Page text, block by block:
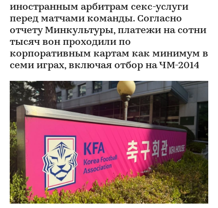
иностранным арбитрам секс-услуги
перед матчами команды. Согласно
отчету Минкультуры, платежи на сотни
тысяч вон проходили по
корпоративным картам как минимум в
семи играх, включая отбор на ЧМ-2014